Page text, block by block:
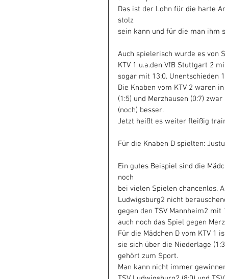
Das ist der Lohn für die harte
stolz
sein kann und für die man ihm
Auch spielerisch wurde es von
KTV 1 u.a.den VfB Stuttgart 2
sogar mit 13:0. Unentschieden
Die Knaben vom KTV 2 waren
(1:5) und Merzhausen (0:7)
(noch) besser.
Jetzt heißt es weiter fleißig
Für die Knaben D spielten:
Ein gutes Beispiel sind die
noch
bei vielen Spielen chancenlos.
Ludwigsburg2 nicht
gegen den TSV Mannheim2
auch noch das Spiel gegen
Für die Mädchen D vom KTV 1
sie sich über die Niederlage
gehört zum Sport.
Man kann nicht immer